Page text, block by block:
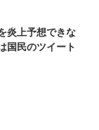
炎上予想できな
国民のツイート